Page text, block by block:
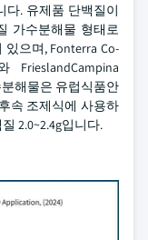
다. 유제품 단백질이
가수분해물 형태로
으며, Fonterra Co-
FrieslandCampina
분해물은 유럽식품안
속 조제식에 사용하
2.0~2.4g입니다.